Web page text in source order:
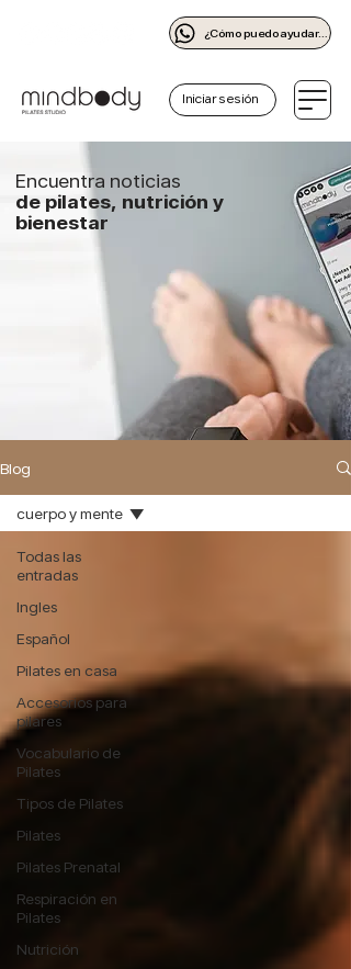
¿Cómo puedo ayudarte?
Iniciar sesión
Encuentra noticias
de pilates, nutrición y
bienestar
Blog
Todas las
entradas
Ingles
Español
Pilates en casa
Accesorios para
pilares
Vocabulario de
Pilates
Tipos de Pilates
Pilates
Pilates Prenatal
Respiración en
Pilates
Nutrición
cuerpo y mente